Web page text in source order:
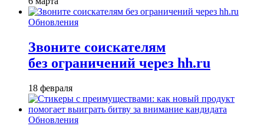
Обновления
Звоните соискателям
без ограничений через hh.ru
18 февраля
Обновления